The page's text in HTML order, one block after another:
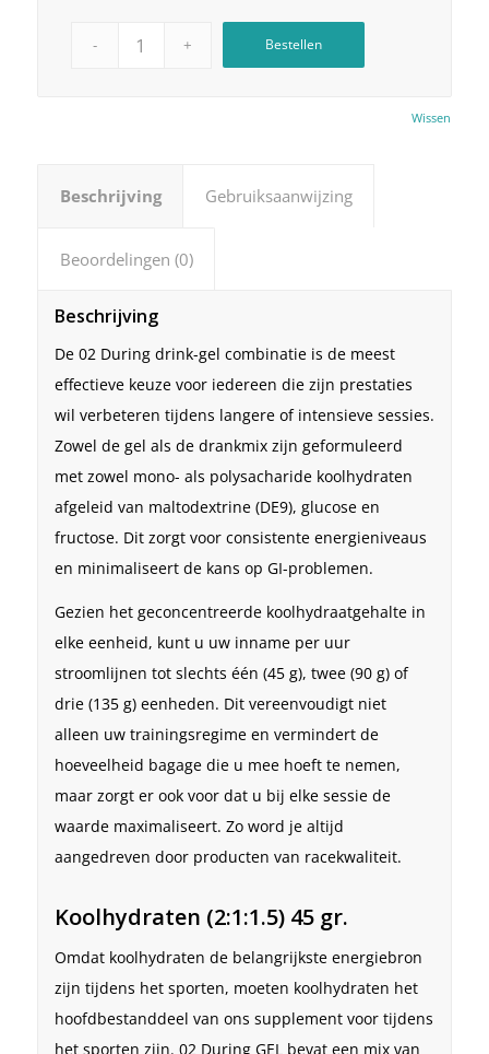
Wissen
Bestellen
Beschrijving Gebruiksaanwijzing
Beoordelingen (0)
Beschrijving
De 02 During drink-gel combinatie is de meest
effectieve keuze voor iedereen die zijn prestaties
wil verbeteren tijdens langere of intensieve sessies.
Zowel de gel als de drankmix zijn geformuleerd
met zowel mono- als polysacharide koolhydraten
afgeleid van maltodextrine (DE9), glucose en
fructose. Dit zorgt voor consistente energieniveaus
en minimaliseert de kans op GI-problemen.
Gezien het geconcentreerde koolhydraatgehalte in
elke eenheid, kunt u uw inname per uur
stroomlijnen tot slechts één (45 g), twee (90 g) of
drie (135 g) eenheden. Dit vereenvoudigt niet
alleen uw trainingsregime en vermindert de
hoeveelheid bagage die u mee hoeft te nemen,
maar zorgt er ook voor dat u bij elke sessie de
waarde maximaliseert. Zo word je altijd
aangedreven door producten van racekwaliteit.
Koolhydraten (2:1:1.5) 45 gr.
Omdat koolhydraten de belangrijkste energiebron
zijn tijdens het sporten, moeten koolhydraten het
hoofdbestanddeel van ons supplement voor tijdens
het sporten zijn. 02 During GEL bevat een mix van